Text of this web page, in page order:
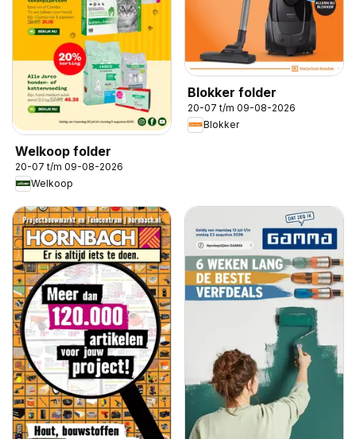
Welkoop folder
20-07 t/m 09-08-2026
Welkoop
Blokker folder
20-07 t/m 09-08-2026
Blokker